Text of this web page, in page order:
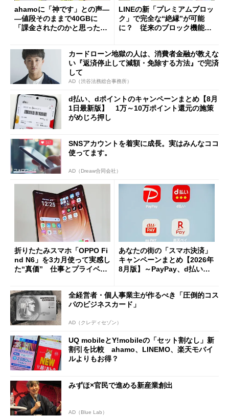
ahamoに「神です」との声―
―値段そのままで40GBに
「課金されたのかと思った」
LINEの新「プレミアムブロッ
ク」で完全な“絶縁”が可能
に？ 従来のブロック機能と
カードローン地獄の人は、消費者金融が教えな
い『返済停止して減額・免除する方法』で完済
して
AD（渋谷法務総合事務所）
d払い、dポイントのキャンペーンまとめ【8月
1日最新版】 1万～10万ポイント還元の施策
がめじろ押し
SNSアカウントを着実に成長。実はみんなココ
使ってます。
AD（Dreaw合同会社）
折りたたみスマホ「OPPO Fi
nd N6」を3カ月使って実感し
た“真価” 仕事とプライベー
あなたの街の「スマホ決済」
キャンペーンまとめ【2026年
8月版】～PayPay、d払い、a
全経営者・個人事業主が作るべき「圧倒的コス
パのビジネスカード」
AD（クレディセゾン）
UQ mobileとY!mobileの「セット割なし」新
割引を比較 ahamo、LINEMO、楽天モバイ
ルよりもお得？
みずほ×官民で進める新産業創出
AD（Blue Lab）